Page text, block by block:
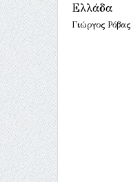
Ελλάδα
Γιώργος Ρόβας